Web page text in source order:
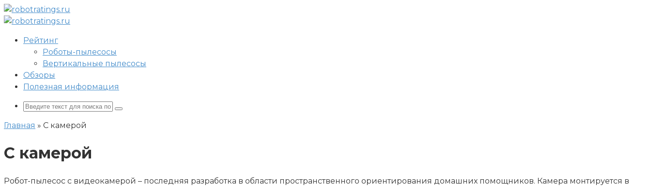
Перейти
к
Рейтинг
Роботы-пылесосы
Вертикальные пылесосы
Обзоры
Полезная информация
Поиск:
Главная » С камерой
С камерой
Робот-пылесос с видеокамерой – последняя разработка в области пространственного ориентирования домашних помощников. Камера монтируется в